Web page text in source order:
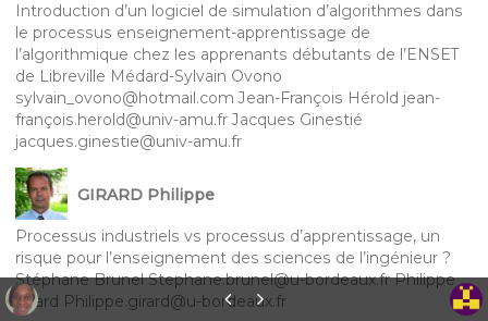
Introduction d’un logiciel de simulation d’algorithmes dans
le processus enseignement-apprentissage de
l’algorithmique chez les apprenants débutants de l’ENSET
de Libreville Médard-Sylvain Ovono
sylvain_ovono@hotmail.com Jean-François Hérold jean-
françois.herold@univ-amu.fr Jacques Ginestié
jacques.ginestie@univ-amu.fr
GIRARD Philippe
Processus industriels vs processus d’apprentissage, un
risque pour l’enseignement des sciences de l’ingénieur ?
Stéphane Brunel Stephane.brunel@u-bordeaux.fr Philippe
Girard Philippe.girard@u-bordeaux.fr